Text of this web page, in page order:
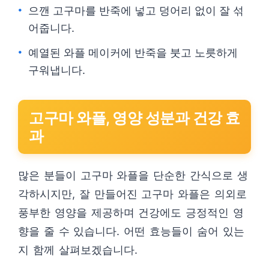
으깬 고구마를 반죽에 넣고 덩어리 없이 잘 섞
어줍니다.
예열된 와플 메이커에 반죽을 붓고 노릇하게
구워냅니다.
고구마 와플, 영양 성분과 건강 효
과
많은 분들이 고구마 와플을 단순한 간식으로 생
각하시지만, 잘 만들어진 고구마 와플은 의외로
풍부한 영양을 제공하며 건강에도 긍정적인 영
향을 줄 수 있습니다. 어떤 효능들이 숨어 있는
지 함께 살펴보겠습니다.